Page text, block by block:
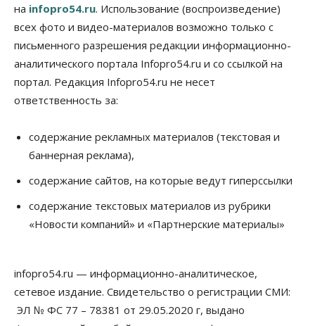
Власть
Режим ЧС ввели в Омской области из-за засухи
06 Августа 2026, 12:15
Новосибирск готовится к визиту Владимира
Путина
Бизнес Недвижимость Общество
Росреестр назвал главные причины
06 Августа 2026, 12:00
Телекоммуникации
В 16 населённых пунктах Мошковского района
Бизнес Право&Порядок
Злоумышленники опять атакуют
новосибирские компании через электронную
почту
на infopro54.ru. Использование (воспроизведение)
всех фото и видео-материалов возможно только с
письменного разрешения редакции информационно-
аналитического портала Infopro54.ru и со ссылкой на
портал. Редакция Infopro54.ru не несет
ответственность за:
содержание рекламных материалов (текстовая и
баннерная реклама),
содержание сайтов, на которые ведут гиперссылки
содержание текстовых материалов из рубрики
«Новости компаний» и «Партнерские материалы»
infopro54.ru — информационно-аналитическое,
сетевое издание. Свидетельство о регистрации СМИ:
ЭЛ № ФС 77 – 78381 от 29.05.2020 г, выдано